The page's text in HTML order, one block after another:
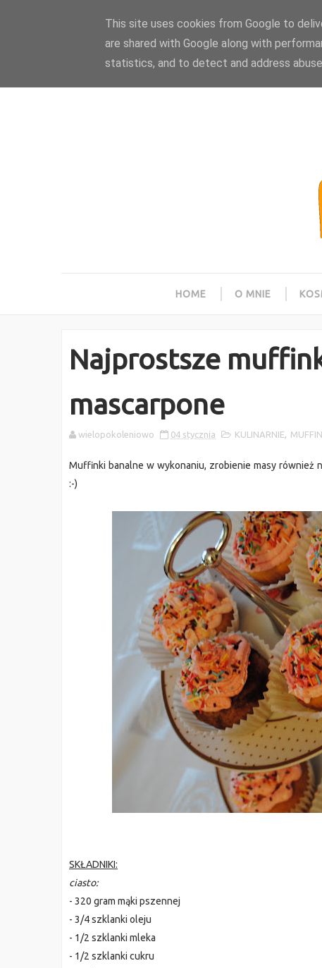
HOME O MNIE
Najprostsze
mascarpone
wielopokoleniowo 04 stycznia KULINARNIE,
Muffinki banalne w wykonaniu, zrobienie masy również
:-)
SKŁADNIKI:
ciasto:
- 320 gram mąki pszennej
- 3/4 szklanki oleju
- 1/2 szklanki mleka
- 1/2 szklanki cukru
This site uses cookies from Google to
are shared with Google along with
statistics, and to detect and address